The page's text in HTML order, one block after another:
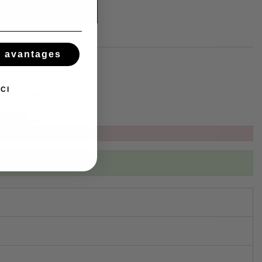
WhatsApp
avantages